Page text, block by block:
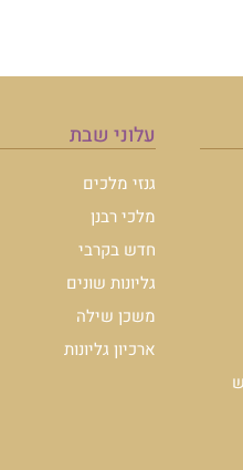
עלוני שבת
גנזי מלכים
מלכי רבנן
חדש בקרבי
גליונות שונים
משכן שילה
ארכיון גליונות